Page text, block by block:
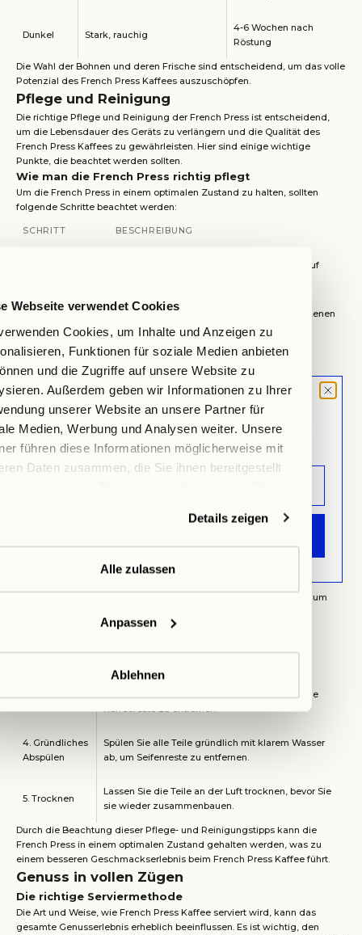
Webseite verwendet Cookies
Cookies, um Inhalte und Anzeigen zu
Funktionen für soziale Medien anbieten
und die Zugriffe auf unsere Website zu
Außerdem geben wir Informationen zu Ihrer
unserer Website an unsere Partner für
Medien, Werbung und Analysen weiter. Unsere
führen diese Informationen möglicherweise mit
Daten zusammen, die Sie ihnen bereitgestellt
Details zeigen
Alle zulassen
Anpassen
Ablehnen
Dunkel Stark, rauchig
4-6 Wochen nach
Röstung
Die Wahl der Bohnen und deren Frische sind entscheidend, um das volle
Potenzial des French Press Kaffees auszuschöpfen.
Pflege und Reinigung
Die richtige Pflege und Reinigung der French Press ist entscheidend,
um die Lebensdauer des Geräts zu verlängern und die Qualität des
French Press Kaffees zu gewährleisten. Hier sind einige wichtige
Punkte, die beachtet werden sollten.
Wie man die French Press richtig pflegt
Um die French Press in einem optimalen Zustand zu halten, sollten
folgende Schritte beachtet werden:
SCHRITT BESCHREIBUNG
Überprüfen Sie die Teile der French Press auf
2. Richtiges
Lagern
Lagern Sie die French Press an einem trockenen
Ort, um Schimmelbildung zu vermeiden.
3. Vermeidung
von Überhitzung
Temperaturen aus, um Materialschäden zu
verhindern.
4. Verwendung
Tüchern
Reinigen Sie die Außenseite mit einem weichen
Tuch, um Kratzer zu vermeiden.
Rückstände zu entfernen und den Geschmack des Kaffees zu
bewahren. Hier sind einige Tipps zur effektiven Reinigung:
REINIGUNGS
Nehmen Sie den Kolben und die Filter heraus, um
3. Bürsten
Nutzen Sie eine weiche Bürste, um hartnäckige
Kaffeereste zu entfernen.
4. Gründliches
Abspülen
Spülen Sie alle Teile gründlich mit klarem Wasser
ab, um Seifenreste zu entfernen.
5. Trocknen
Lassen Sie die Teile an der Luft trocknen, bevor Sie
sie wieder zusammenbauen.
Durch die Beachtung dieser Pflege- und Reinigungstipps kann die
French Press in einem optimalen Zustand gehalten werden, was zu
einem besseren Geschmackserlebnis beim French Press Kaffee führt.
Genuss in vollen Zügen
Die richtige Serviermethode
Die Art und Weise, wie French Press Kaffee serviert wird, kann das
gesamte Genusserlebnis erheblich beeinflussen. Es ist wichtig, den
MOOD LETTER
Sign up and don't miss any launches,
updates & specials.